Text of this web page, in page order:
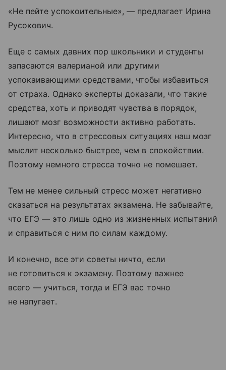
«Не пейте успокоительные», — предлагает Ирина
Русокович.
Еще с самых давних пор школьники и студенты
запасаются валерианой или другими
успокаивающими средствами, чтобы избавиться
от страха. Однако эксперты доказали, что такие
средства, хоть и приводят чувства в порядок,
лишают мозг возможности активно работать.
Интересно, что в стрессовых ситуациях наш мозг
мыслит несколько быстрее, чем в спокойствии.
Поэтому немного стресса точно не помешает.
Тем не менее сильный стресс может негативно
сказаться на результатах экзамена. Не забывайте,
что ЕГЭ — это лишь одно из жизненных испытаний
и справиться с ним по силам каждому.
И конечно, все эти советы ничто, если
не готовиться к экзамену. Поэтому важнее
всего — учиться, тогда и ЕГЭ вас точно
не напугает.